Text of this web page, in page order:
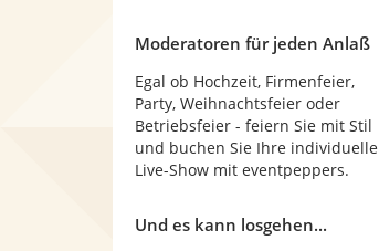
Moderatoren für jeden Anlaß
Egal ob Hochzeit, Firmenfeier,
Party, Weihnachtsfeier oder
Betriebsfeier - feiern Sie mit Stil
und buchen Sie Ihre individuelle
Live-Show mit eventpeppers.
Und es kann losgehen...